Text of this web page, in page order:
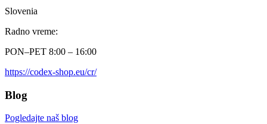
Slovenia
Radno vreme:
PON–PET 8:00 – 16:00
https://codex-shop.eu/cr/
Blog
Pogledajte naš blog